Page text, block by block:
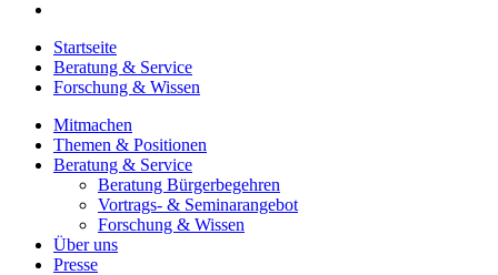
Startseite
Beratung & Service
Forschung & Wissen
Mitmachen
Themen & Positionen
Beratung & Service
Beratung Bürgerbegehren
Vortrags- & Seminarangebot
Forschung & Wissen
Über uns
Presse